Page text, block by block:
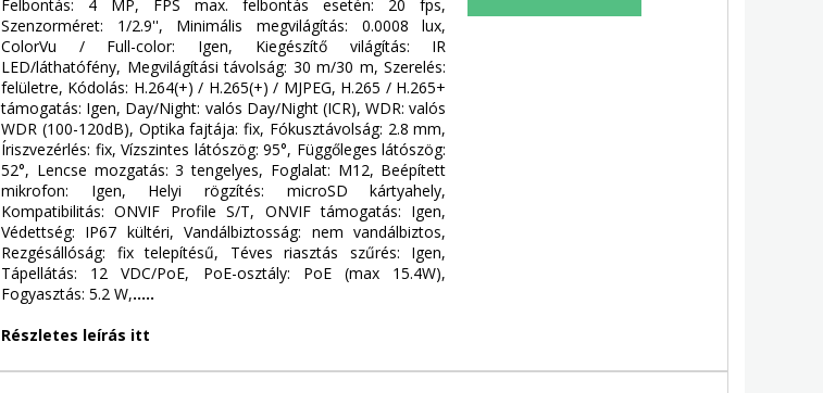
Felbontás: 4 MP, FPS max. felbontás esetén: 20 fps,
Szenzorméret: 1/2.9'', Minimális megvilágítás: 0.0008 lux,
ColorVu / Full-color: Igen, Kiegészítő világítás: IR
LED/láthatófény, Megvilágítási távolság: 30 m/30 m, Szerelés:
felületre, Kódolás: H.264(+) / H.265(+) / MJPEG, H.265 / H.265+
támogatás: Igen, Day/Night: valós Day/Night (ICR), WDR: valós
WDR (100-120dB), Optika fajtája: fix, Fókusztávolság: 2.8 mm,
Íriszvezérlés: fix, Vízszintes látószög: 95°, Függőleges látószög:
52°, Lencse mozgatás: 3 tengelyes, Foglalat: M12, Beépített
mikrofon: Igen, Helyi rögzítés: microSD kártyahely,
Kompatibilitás: ONVIF Profile S/T, ONVIF támogatás: Igen,
Védettség: IP67 kültéri, Vandálbiztosság: nem vandálbiztos,
Rezgésállóság: fix telepítésű, Téves riasztás szűrés: Igen,
Tápellátás: 12 VDC/PoE, PoE-osztály: PoE (max 15.4W),
Fogyasztás: 5.2 W,.....
Részletes leírás itt